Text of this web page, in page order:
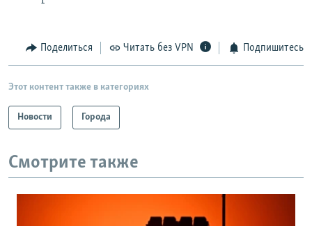
Поделиться Читать без VPN Подпишитесь
Этот контент также в категориях
Новости Города
Смотрите также